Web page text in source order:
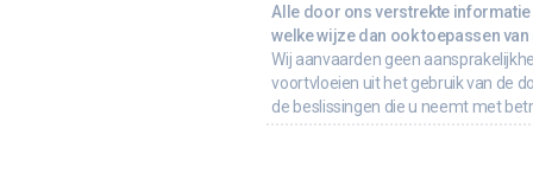
Alle door ons verstrekte
welke wijze dan ook toepassen
Wij aanvaarden geen
voortvloeien uit het gebruik van de
de beslissingen die u neemt met